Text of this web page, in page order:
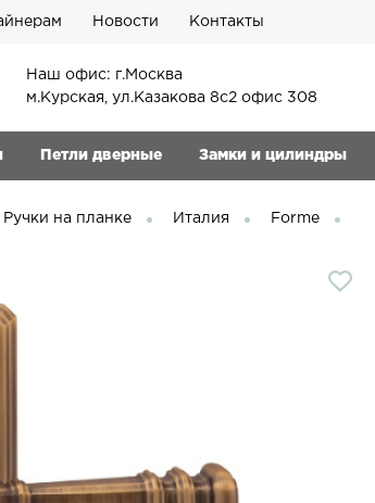
Новости Контакты
Наш офис: г.Москва
м.Курская, ул.Казакова 8с2 офис 308
Петли дверные Замки и цилиндры
Ручки на планке Италия Forme